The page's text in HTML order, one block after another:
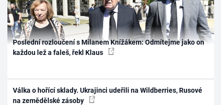
Poslední rozloučení s Milanem Knížákem: Odmítejme jako on
každou lež a faleš, řekl Klaus
Válka o hořící sklady. Ukrajinci udeřili na Wildberries, Rusové
na zemědělské zásoby